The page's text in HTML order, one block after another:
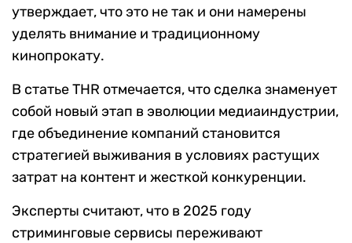
утверждает, что это не так и они намерены
уделять внимание и традиционному
кинопрокату.
В статье THR отмечается, что сделка знаменует
собой новый этап в эволюции медиаиндустрии,
где объединение компаний становится
стратегией выживания в условиях растущих
затрат на контент и жесткой конкуренции.
Эксперты считают, что в 2025 году
стриминговые сервисы переживают